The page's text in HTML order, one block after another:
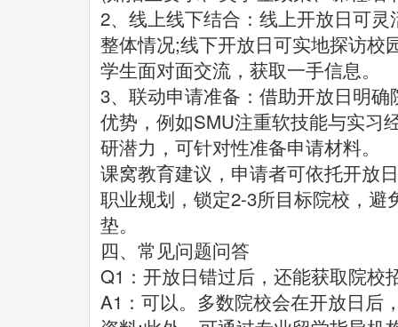
2、线上线下结合：线上开放日可
整体情况;线下开放日可实地探访校
学生面对面交流，获取一手信息。
3、联动申请准备：借助开放日明
优势，例如SMU注重软技能与实习
研潜力，可针对性准备申请材料。
课窝教育建议，申请者可依托开放
职业规划，锁定2-3所目标院校，
垫。
四、常见问题问答
Q1：开放日错过后，还能获取院校
A1：可以。多数院校会在开放日后